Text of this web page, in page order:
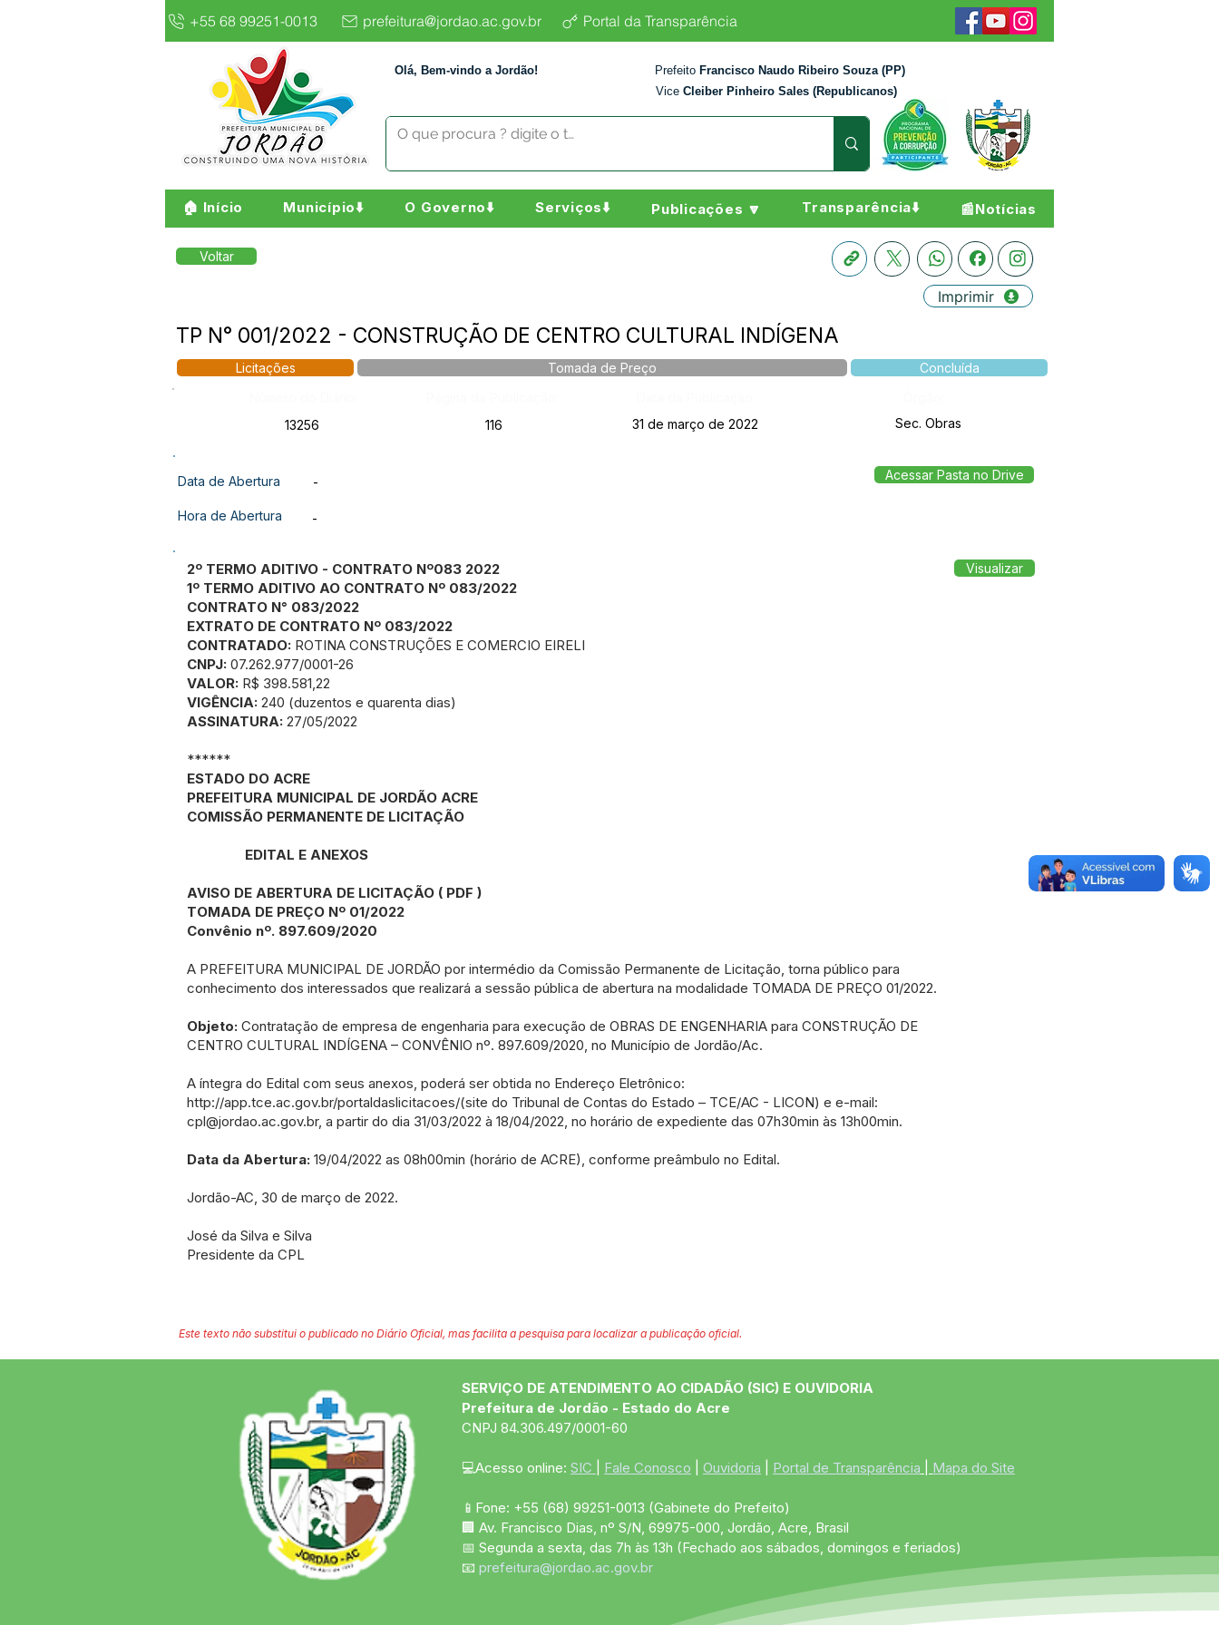
+55 68 99251-0013 prefeitura@jordao.ac.gov.br Portal da Transparência
Olá, Bem-vindo a Jordão! Prefeito Francisco Naudo Ribeiro Souza (PP)
Vice Cleiber Pinheiro Sales (Republicanos)
🏠 Início Município⬇️ O Governo⬇️ Serviços⬇️ Publicações 🔽 Transparência⬇️ 📰Notícias
Voltar
Imprimir
TP N° 001/2022 - CONSTRUÇÃO DE CENTRO CULTURAL INDÍGENA
Licitações Tomada de Preço
Concluída
13256
116 31 de março de 2022 Sec. Obras
Data de Abertura -
Hora de Abertura -
Acessar Pasta no Drive
2º TERMO ADITIVO - CONTRATO Nº083 2022
1º TERMO ADITIVO AO CONTRATO Nº 083/2022
CONTRATO N° 083/2022
EXTRATO DE CONTRATO Nº 083/2022
CONTRATADO: ROTINA CONSTRUÇÕES E COMERCIO EIRELI
CNPJ: 07.262.977/0001-26
VALOR: R$ 398.581,22
VIGÊNCIA: 240 (duzentos e quarenta dias)
ASSINATURA: 27/05/2022
******
ESTADO DO ACRE
PREFEITURA MUNICIPAL DE JORDÃO ACRE
COMISSÃO PERMANENTE DE LICITAÇÃO
EDITAL E ANEXOS
AVISO DE ABERTURA DE LICITAÇÃO ( PDF )
TOMADA DE PREÇO Nº 01/2022
Convênio nº. 897.609/2020
A PREFEITURA MUNICIPAL DE JORDÃO por intermédio da Comissão Permanente de Licitação, torna público para
conhecimento dos interessados que realizará a sessão pública de abertura na modalidade TOMADA DE PREÇO 01/2022.
Objeto: Contratação de empresa de engenharia para execução de OBRAS DE ENGENHARIA para CONSTRUÇÃO DE
CENTRO CULTURAL INDÍGENA – CONVÊNIO nº. 897.609/2020, no Município de Jordão/Ac.
A íntegra do Edital com seus anexos, poderá ser obtida no Endereço Eletrônico:
http://app.tce.ac.gov.br/portaldaslicitacoes/(site do Tribunal de Contas do Estado – TCE/AC - LICON) e e-mail:
cpl@jordao.ac.gov.br, a partir do dia 31/03/2022 à 18/04/2022, no horário de expediente das 07h30min às 13h00min.
Data da Abertura: 19/04/2022 as 08h00min (horário de ACRE), conforme preâmbulo no Edital.
Jordão-AC, 30 de março de 2022.
José da Silva e Silva
Presidente da CPL
Visualizar
Este texto não substitui o publicado no Diário Oficial, mas facilita a pesquisa para localizar a publicação oficial.
SERVIÇO DE ATENDIMENTO AO CIDADÃO (SIC) E OUVIDORIA
Prefeitura de Jordão - Estado do Acre
CNPJ 84.306.497/0001-60
💻Acesso online: SIC Fale Conosco Ouvidoria Portal de Transparência Mapa do Site
📱Fone: +55 (68) 99251-0013 (Gabinete do Prefeito)
🏢 Av. Francisco Dias, nº S/N, 69975-000, Jordão, Acre, Brasil
📅 Segunda a sexta, das 7h às 13h (Fechado aos sábados, domingos e feriados)
📧 prefeitura@jordao.ac.gov.br